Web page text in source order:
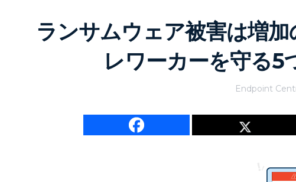
ランサムウェア被害は増
レワーカーを守る5
Endpoint